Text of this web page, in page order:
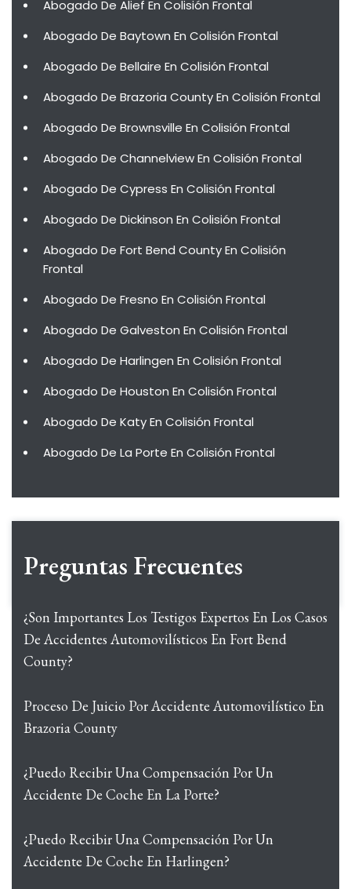
Abogado De Alief En Colisión Frontal
Abogado De Baytown En Colisión Frontal
Abogado De Bellaire En Colisión Frontal
Abogado De Brazoria County En Colisión Frontal
Abogado De Brownsville En Colisión Frontal
Abogado De Channelview En Colisión Frontal
Abogado De Cypress En Colisión Frontal
Abogado De Dickinson En Colisión Frontal
Abogado De Fort Bend County En Colisión
Frontal
Abogado De Fresno En Colisión Frontal
Abogado De Galveston En Colisión Frontal
Abogado De Harlingen En Colisión Frontal
Abogado De Houston En Colisión Frontal
Abogado De Katy En Colisión Frontal
Abogado De La Porte En Colisión Frontal
Preguntas Frecuentes
¿Son Importantes Los Testigos Expertos En Los Casos
De Accidentes Automovilísticos En Fort Bend
County?
Proceso De Juicio Por Accidente Automovilístico En
Brazoria County
¿Puedo Recibir Una Compensación Por Un
Accidente De Coche En La Porte?
¿Puedo Recibir Una Compensación Por Un
Accidente De Coche En Harlingen?